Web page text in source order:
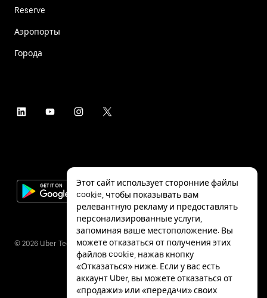
Reserve
Аэропорты
Города
© 2026 Uber Technologies Inc.
Этот сайт использует сторонние файлы
cookie, чтобы показывать вам
релевантную рекламу и предоставлять
персонализированные услуги,
запоминая ваше местоположение. Вы
можете отказаться от получения этих
файлов cookie, нажав кнопку
«Отказаться» ниже. Если у вас есть
аккаунт Uber, вы можете отказаться от
«продажи» или «передачи» своих